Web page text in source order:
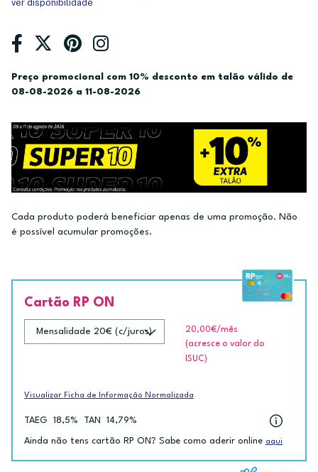
ver disponibilidade
Preço promocional com 10% desconto em talão válido de
08-08-2026 a 11-08-2026
Cada produto poderá beneficiar apenas de uma promoção. Não
é possível acumular promoções.
Cartão RP ON
20,00€/mês
(acresce o valor do
ISUC)
Visualizar Ficha de Informação Normalizada
TAEG 18,5% TAN 14,79%
Ainda não tens cartão RP ON? Sabe como aderir online aqui